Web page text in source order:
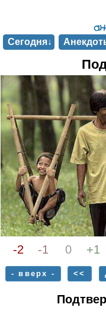
Сегодня↓
-2 -1 0 +1
- вверх - <<